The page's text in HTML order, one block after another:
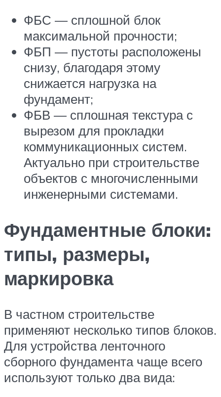
ФБС — сплошной блок
максимальной прочности;
ФБП — пустоты расположены
снизу, благодаря этому
снижается нагрузка на
фундамент;
ФБВ — сплошная текстура с
вырезом для прокладки
коммуникационных систем.
Актуально при строительстве
объектов с многочисленными
инженерными системами.
Фундаментные блоки:
типы, размеры,
маркировка
В частном строительстве
применяют несколько типов блоков.
Для устройства ленточного
сборного фундамента чаще всего
используют только два вида: